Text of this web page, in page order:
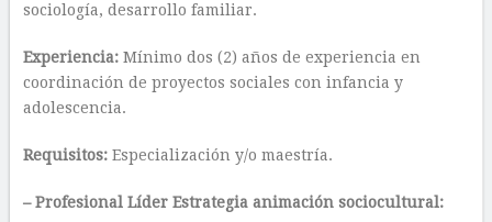
sociología, desarrollo familiar.
Experiencia:Mínimo dos (2) años de experiencia en
coordinación de proyectos sociales con infancia y
adolescencia.
Requisitos: Especialización y/o maestría.
– Profesional Líder Estrategia animación sociocultural: